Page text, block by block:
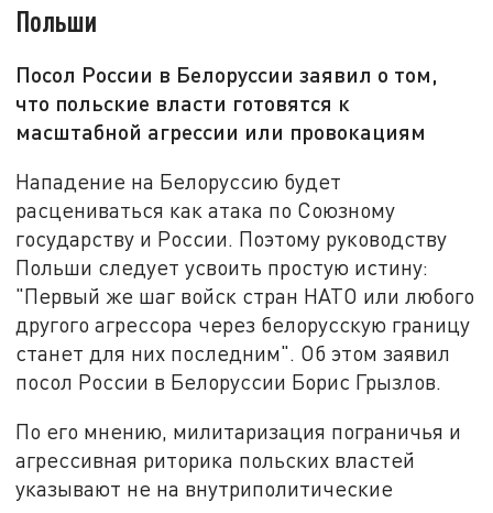
Польши
Посол России в Белоруссии заявил о том,
что польские власти готовятся к
масштабной агрессии или провокациям
Нападение на Белоруссию будет
расцениваться как атака по Союзному
государству и России. Поэтому руководству
Польши следует усвоить простую истину:
"Первый же шаг войск стран НАТО или любого
другого агрессора через белорусскую границу
станет для них последним". Об этом заявил
посол России в Белоруссии Борис Грызлов.
По его мнению, милитаризация пограничья и
агрессивная риторика польских властей
указывают не на внутриполитические